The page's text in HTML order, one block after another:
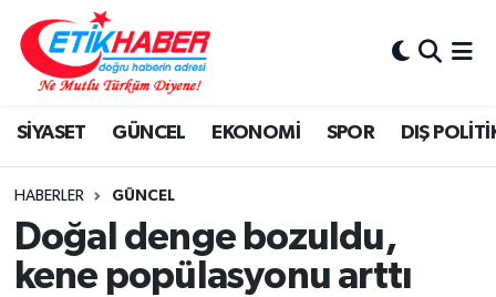
SİYASET GÜNCEL EKONOMİ SPOR DIŞ
HABERLER GÜNCEL
Doğal denge bozuldu,
kene popülasyonu arttı
BİLİM-TEKNOLOJİ
DIŞ POLİTİKA
DÜNYA
EĞİTİM GENÇLİK
Nöbetçi Eczaneler
Hava Durumu
İstanbul Namaz Vakitleri
Trafik Durumu